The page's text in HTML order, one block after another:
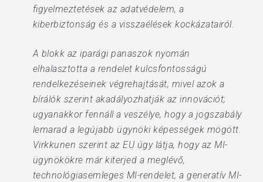
figyelmeztetések az adatvédelem, a
kiberbiztonság és a visszaélések kockázatairól.
A blokk az iparági panaszok nyomán
elhalasztotta a rendelet kulcsfontosságú
rendelkezéseinek végrehajtását, mivel azok a
bírálók szerint akadályozhatják az innovációt;
ugyanakkor fennáll a veszélye, hogy a jogszabály
lemarad a legújabb ügynöki képességek mögött.
Virkkunen szerint az EU úgy látja, hogy az MI-
ügynökökre már kiterjed a meglévő,
technológiasemleges MI-rendelet, a generatív MI-